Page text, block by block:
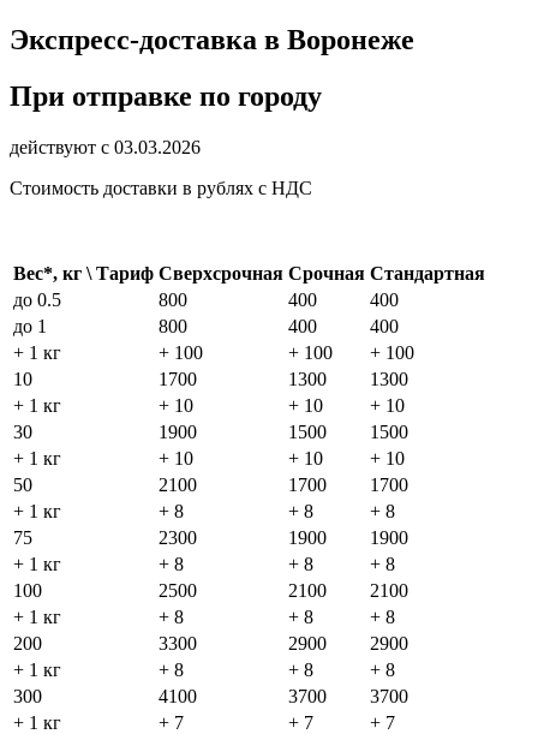
Экспресс-доставка в Воронеже
При отправке по городу
действуют с 03.03.2026
Стоимость доставки в рублях с НДС
Вес*, кг \ Тариф Сверхсрочная Срочная Стандартная
до 0.5
800 400
400
до 1
800 400
400
+ 1 кг
+ 100 + 100
+ 100
10
1700 1300
1300
+ 1 кг
+ 10 + 10
+ 10
30
1900 1500
1500
+ 1 кг
+ 10 + 10
+ 10
50
2100 1700
1700
+ 1 кг
+ 8 + 8
+ 8
75
2300 1900
1900
+ 1 кг
+ 8 + 8
+ 8
100
2500 2100
2100
+ 1 кг
+ 8 + 8
+ 8
200
3300 2900
2900
+ 1 кг
+ 8 + 8
+ 8
300
4100 3700
3700
+ 1 кг
+ 7 + 7
+ 7